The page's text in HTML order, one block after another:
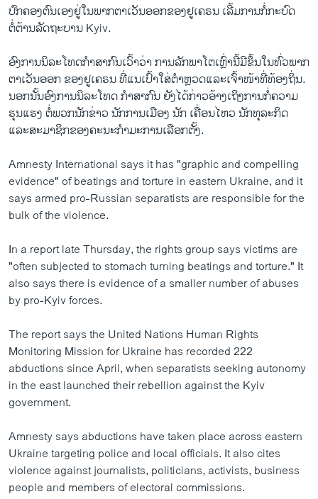
u
s
l
i
d
e
i
d
ປົກຄອງຕົນເອງຢູ່ໃນພາກຕາເວັນອອກຂອງຢູເຄຣນ ເລີ້ມການກໍ່ກະບົດ
ຕໍ່ຕ້ານລັດຖະບານ Kyiv.
ອົງການນິລະໂທດກຳສາກົນເວົ້າວ່າ ການລັກພາໂຕເຫຼົ່ານີ້ມີຂຶ້ນໃນທົ່ວພາກ
ຕາເວັນອອກ ຂອງຢູເຄຣນ ທີ່ແນເປົ້າໃສ່ຕຳຫຼວດແລະເຈົ້າໜ້າທີ່ທ້ອງຖິ່ນ.
ນອກນັ້ນອົງການນິລະໂທດ ກຳສາກົນ ຍັງໄດ້ກ່າວອ້າງເຖິງການກໍ່ຄວາມ
ຮຸນແຮງ ຕໍ່ພວກນັກຂ່າວ ນັກການເມືອງ ນັກ ເຄື່ອນໄຫວ ນັກທຸລະກິດ
ແລະສະມາຊິກຂອງຄະນະກຳມະການເລືອກຕັ້ງ.
Amnesty International says it has "graphic and compelling
evidence" of beatings and torture in eastern Ukraine, and it
says armed pro-Russian separatists are responsible for the
bulk of the violence.
In a report late Thursday, the rights group says victims are
"often subjected to stomach turning beatings and torture." It
also says there is evidence of a smaller number of abuses
by pro-Kyiv forces.
The report says the United Nations Human Rights
Monitoring Mission for Ukraine has recorded 222
abductions since April, when separatists seeking autonomy
in the east launched their rebellion against the Kyiv
government.
Amnesty says abductions have taken place across eastern
Ukraine targeting police and local officials. It also cites
violence against journalists, politicians, activists, business
people and members of electoral commissions.